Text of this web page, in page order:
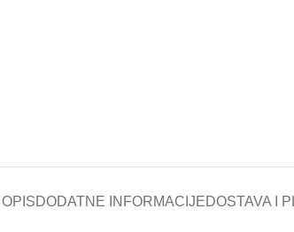
OPISDODATNE INFORMACIJEDOSTAVA I